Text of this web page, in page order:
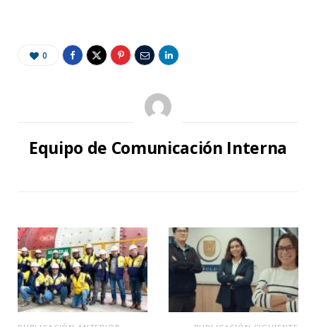
0
Equipo de Comunicación Interna